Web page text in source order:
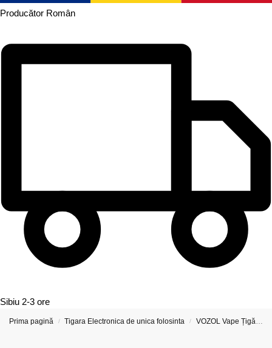
Producător Român
Sibiu 2-3 ore
Prima pagină / Tigara Electronica de unica folosinta / VOZOL Vape Țigări Electronice & Vape-uri